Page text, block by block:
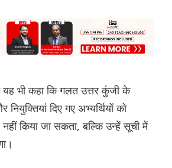
यह भी कहा कि गलत उत्तर कुंजी के
दिए गए अभ्यर्थियों को
नहीं किया जा सकता, बल्कि उन्हें सूची में